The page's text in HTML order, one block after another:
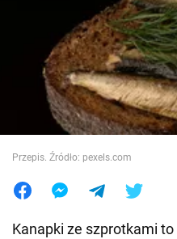
Wojna na Ukrainie
Świat
Jedzenie
Przepis. Źródło: pexels.com
Kanapki ze szprotkami